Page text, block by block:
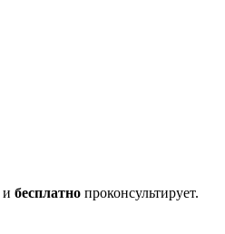
и бесплатно проконсультирует.